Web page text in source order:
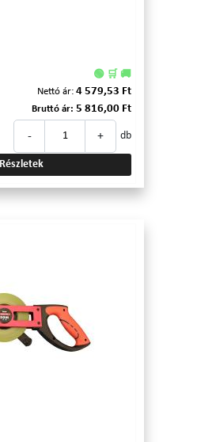
🟢 🛒 🚚
Nettó ár: 4 579,53 Ft
Bruttó ár: 5 816,00 Ft
- + db
Részletek